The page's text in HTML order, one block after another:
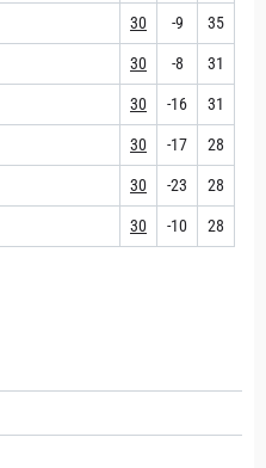
30 -9 35
30 -8 31
30 -16 31
30 -17 28
30 -23 28
30 -10 28